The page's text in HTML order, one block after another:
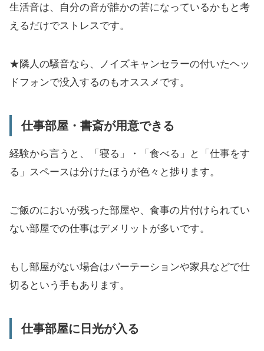
生活音は、自分の音が誰かの苦になっているかもと考
えるだけでストレスです。
★隣人の騒音なら、ノイズキャンセラーの付いたヘッ
ドフォンで没入するのもオススメです。
仕事部屋・書斎が用意できる
経験から言うと、「寝る」・「食べる」と「仕事をす
る」スペースは分けたほうが色々と捗ります。
ご飯のにおいが残った部屋や、食事の片付けられてい
ない部屋での仕事はデメリットが多いです。
もし部屋がない場合はパーテーションや家具などで仕
切るという手もあります。
仕事部屋に日光が入る